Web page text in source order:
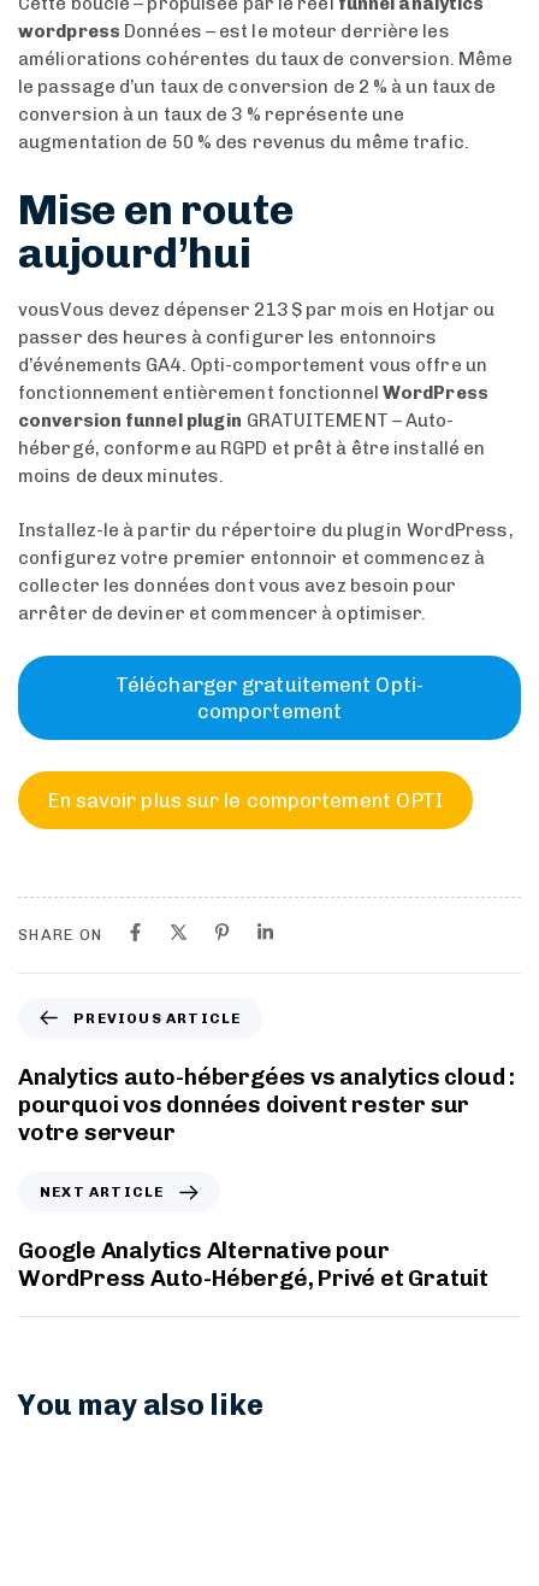
wordpress Données – est le moteur derrière les
améliorations cohérentes du taux de conversion. Même
le passage d’un taux de conversion de 2 % à un taux de
conversion à un taux de 3 % représente une
augmentation de 50 % des revenus du même trafic.
Mise en route
aujourd’hui
vousVous devez dépenser 213 $ par mois en Hotjar ou
passer des heures à configurer les entonnoirs
d’événements GA4. Opti-comportement vous offre un
fonctionnement entièrement fonctionnel WordPress
conversion funnel plugin GRATUITEMENT – Auto-
hébergé, conforme au RGPD et prêt à être installé en
moins de deux minutes.
Installez-le à partir du répertoire du plugin WordPress,
configurez votre premier entonnoir et commencez à
collecter les données dont vous avez besoin pour
arrêter de deviner et commencer à optimiser.
Télécharger gratuitement Opti-
comportement
En savoir plus sur le comportement OPTI
SHARE ON
PREVIOUS ARTICLE
Analytics auto-hébergées vs analytics cloud :
pourquoi vos données doivent rester sur
votre serveur
NEXT ARTICLE
Google Analytics Alternative pour
WordPress Auto-Hébergé, Privé et Gratuit
You may also like